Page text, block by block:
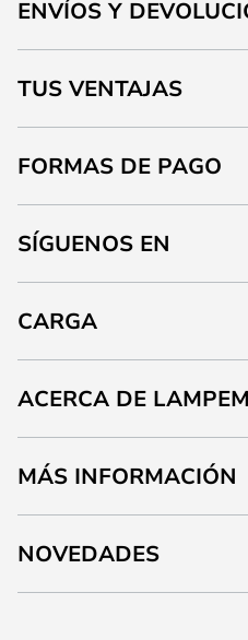
ENVÍOS Y
TUS VENTAJAS
FORMAS DE PAGO
SÍGUENOS EN
CARGA
ACERCA DE
MÁS INFORMACIÓN
NOVEDADES